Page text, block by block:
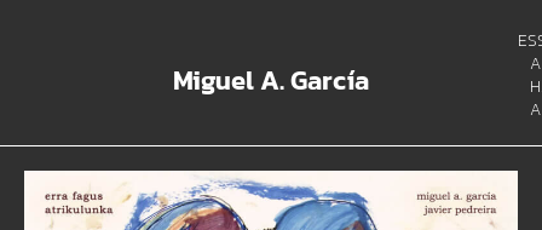
Miguel A. García